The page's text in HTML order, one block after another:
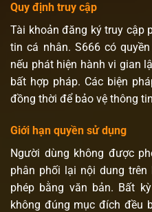
Quy định truy cập
Tài khoản đăng ký truy cập
tin cá nhân. S666 có
nếu phát hiện hành vi gian
bất hợp pháp. Các biện
đồng thời để bảo vệ thông
Giới hạn quyền sử dụng
Người dùng không được
phân phối lại nội dung
phép bằng văn bản. Bất
không đúng mục đích đều